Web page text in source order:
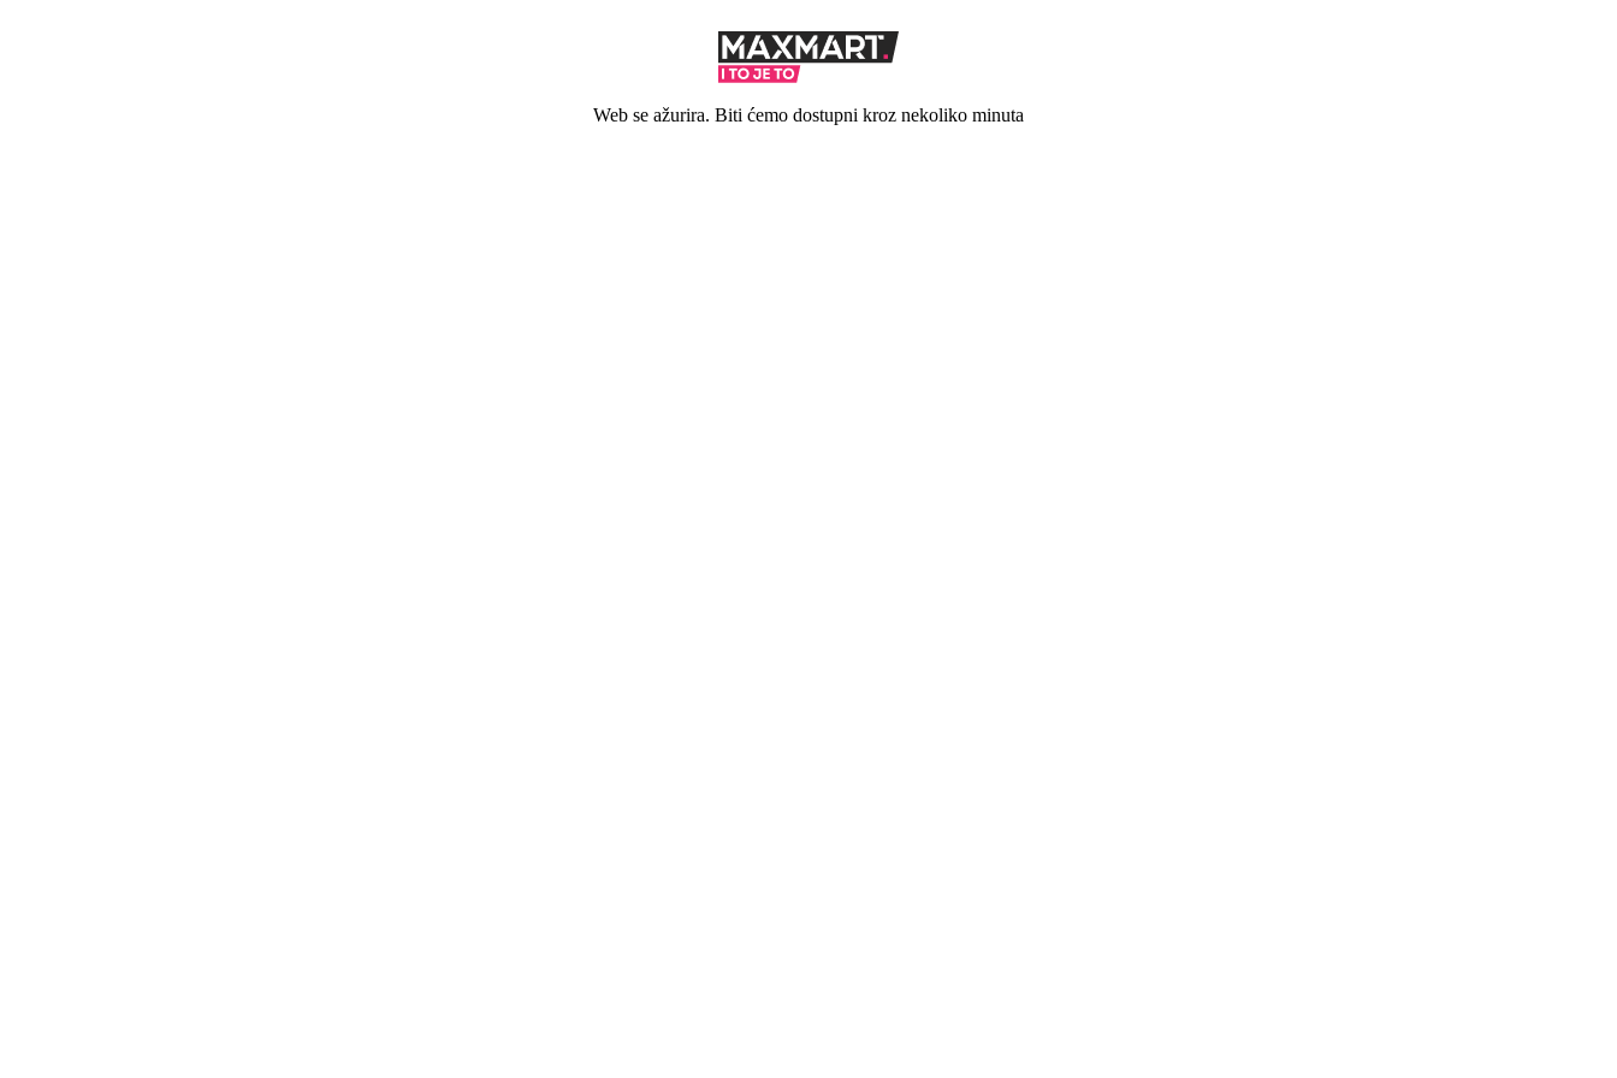
Web se ažurira. Biti ćemo dostupni kroz nekoliko minuta